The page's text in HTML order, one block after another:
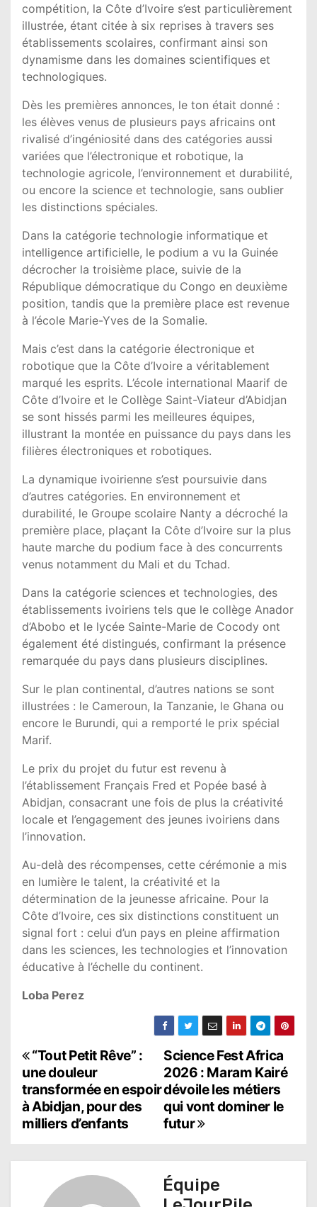
compétition, la Côte d’Ivoire s’est particulièrement
illustrée, étant citée à six reprises à travers ses
établissements scolaires, confirmant ainsi son
dynamisme dans les domaines scientifiques et
technologiques.
Dès les premières annonces, le ton était donné :
les élèves venus de plusieurs pays africains ont
rivalisé d’ingéniosité dans des catégories aussi
variées que l’électronique et robotique, la
technologie agricole, l’environnement et durabilité,
ou encore la science et technologie, sans oublier
les distinctions spéciales.
Dans la catégorie technologie informatique et
intelligence artificielle, le podium a vu la Guinée
décrocher la troisième place, suivie de la
République démocratique du Congo en deuxième
position, tandis que la première place est revenue
à l’école Marie-Yves de la Somalie.
Mais c’est dans la catégorie électronique et
robotique que la Côte d’Ivoire a véritablement
marqué les esprits. L’école international Maarif de
Côte d’Ivoire et le Collège Saint-Viateur d’Abidjan
se sont hissés parmi les meilleures équipes,
illustrant la montée en puissance du pays dans les
filières électroniques et robotiques.
La dynamique ivoirienne s’est poursuivie dans
d’autres catégories. En environnement et
durabilité, le Groupe scolaire Nanty a décroché la
première place, plaçant la Côte d’Ivoire sur la plus
haute marche du podium face à des concurrents
venus notamment du Mali et du Tchad.
Dans la catégorie sciences et technologies, des
établissements ivoiriens tels que le collège Anador
d’Abobo et le lycée Sainte-Marie de Cocody ont
également été distingués, confirmant la présence
remarquée du pays dans plusieurs disciplines.
Sur le plan continental, d’autres nations se sont
illustrées : le Cameroun, la Tanzanie, le Ghana ou
encore le Burundi, qui a remporté le prix spécial
Marif.
Le prix du projet du futur est revenu à
l’établissement Français Fred et Popée basé à
Abidjan, consacrant une fois de plus la créativité
locale et l’engagement des jeunes ivoiriens dans
l’innovation.
Au-delà des récompenses, cette cérémonie a mis
en lumière le talent, la créativité et la
détermination de la jeunesse africaine. Pour la
Côte d’Ivoire, ces six distinctions constituent un
signal fort : celui d’un pays en pleine affirmation
dans les sciences, les technologies et l’innovation
éducative à l’échelle du continent.
Loba Perez
N
a
v
g
Science Fest Africa
2026 : Maram Kairé
dévoile les métiers
qui vont dominer le
futur
“Tout Petit Rêve” :
une douleur
transformée en espoir
à Abidjan, pour des
milliers d’enfants
Équipe